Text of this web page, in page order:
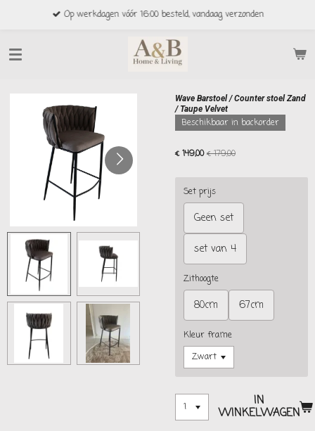
de
hoofdinhoud
Op werkdagen vóór 16:00 besteld, vandaag verzonden
Wave Barstoel / Counter stoel Zand
/ Taupe Velvet
Beschikbaar in backorder
€ 149,00 € 179,00
Set prijs
Geen set
set van 4
Zithoogte
80cm 67cm
Kleur frame
IN
WINKELWAGEN